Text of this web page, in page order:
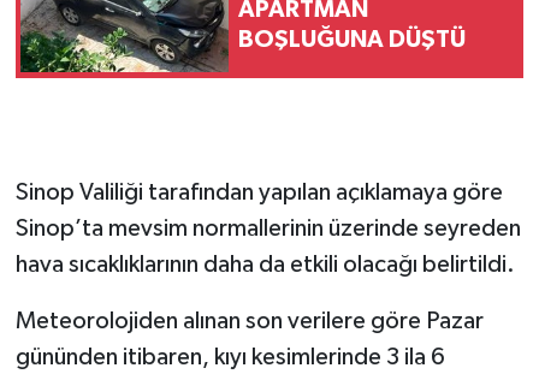
APARTMAN
BOŞLUĞUNA DÜŞTÜ
Sinop Valiliği tarafından yapılan açıklamaya göre
Sinop’ta mevsim normallerinin üzerinde seyreden
hava sıcaklıklarının daha da etkili olacağı belirtildi.
Meteorolojiden alınan son verilere göre Pazar
gününden itibaren, kıyı kesimlerinde 3 ila 6